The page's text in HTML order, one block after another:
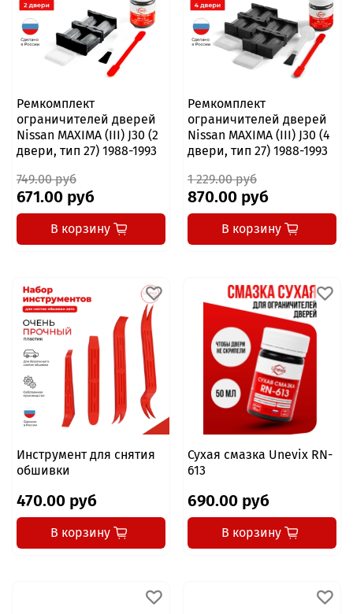
Ремкомплект
ограничителей дверей
Nissan MAXIMA (III) J30 (2
двери, тип 27) 1988-1993
749.00 руб
671.00 руб
В корзину
Ремкомплект
ограничителей дверей
Nissan MAXIMA (III) J30 (4
двери, тип 27) 1988-1993
1 229.00 руб
870.00 руб
В корзину
Инструмент для снятия
обшивки
470.00 руб
В корзину
Сухая смазка Unevix RN-
613
690.00 руб
В корзину